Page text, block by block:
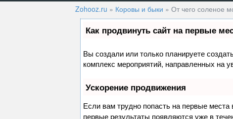
Zohooz.ru » Коровы и быки » От чего соленое
Как продвинуть сайт на первые
Вы создали или только планируете
комплекс мероприятий, направленных на
Ускорение продвижения
Если вам трудно попасть на первые места
первые результаты появляются уже в